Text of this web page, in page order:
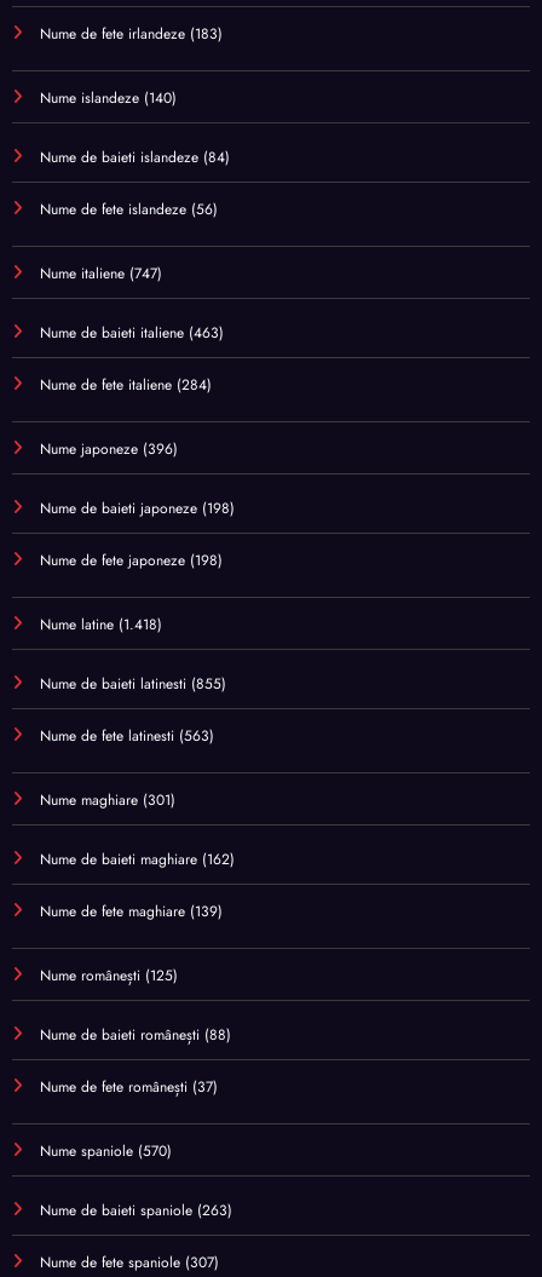
Nume de fete irlandeze (183)
Nume islandeze (140)
Nume de baieti islandeze (84)
Nume de fete islandeze (56)
Nume italiene (747)
Nume de baieti italiene (463)
Nume de fete italiene (284)
Nume japoneze (396)
Nume de baieti japoneze (198)
Nume de fete japoneze (198)
Nume latine (1.418)
Nume de baieti latinesti (855)
Nume de fete latinesti (563)
Nume maghiare (301)
Nume de baieti maghiare (162)
Nume de fete maghiare (139)
Nume românești (125)
Nume de baieti românești (88)
Nume de fete românești (37)
Nume spaniole (570)
Nume de baieti spaniole (263)
Nume de fete spaniole (307)